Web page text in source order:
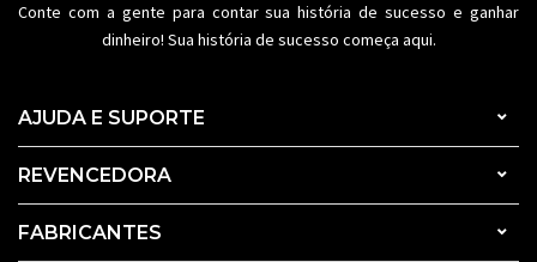
Conte com a gente para contar sua história de sucesso e ganhar
dinheiro! Sua história de sucesso começa aqui.
AJUDA E SUPORTE
REVENCEDORA
FABRICANTES